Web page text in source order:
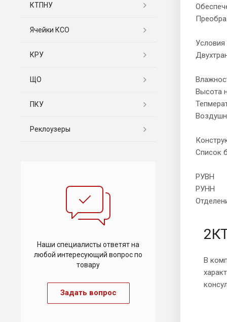
Условия
Высота
Список
РУВН
РУНН
В
КТПНУ
Ячейки КСО
КРУ
ЩО
ПКУ
Реклоузеры
Наши специалисты ответят на
любой интересующий вопрос по
товару
Задать вопрос